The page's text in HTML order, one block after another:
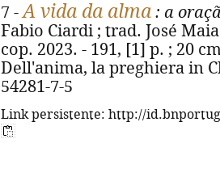
7 -A vida da alma : a
Fabio Ciardi ; trad. José
cop. 2023. - 191, [1] p. ; 20
Dell'anima, la preghiera in
54281-7-5
Link persistente: http://